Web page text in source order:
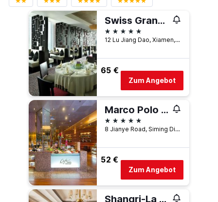
Swiss Grand Xiamen
5 Sterne
12 Lu Jiang Dao, Xiamen, China
65 €
Zum Angebot
Marco Polo Xiamen
5 Sterne
8 Jianye Road, Siming District, Xiamen, China
52 €
Zum Angebot
Shangri-La Fuzhou